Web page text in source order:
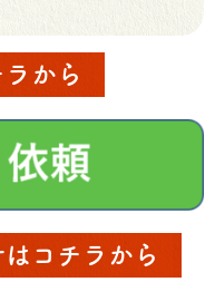
から
コチラから